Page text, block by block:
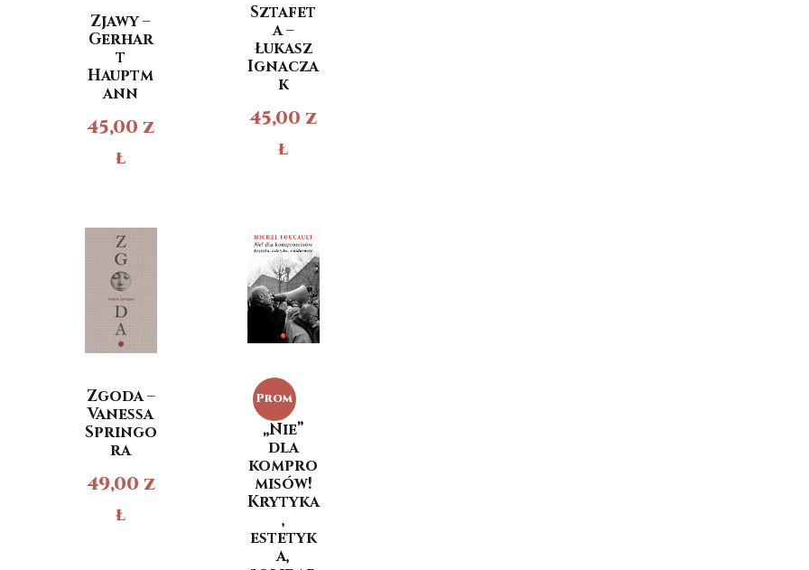
Zjawy –
Gerhar
t
Hauptm
ann
45,00 z
ł
Sztafet
a –
Łukasz
Ignacza
k
45,00 z
ł
Zgoda –
Vanessa
Springo
ra
49,00 z
ł
Prom
ocja!
„Nie”
dla
kompro
misów!
Krytyka
,
estetyk
a,